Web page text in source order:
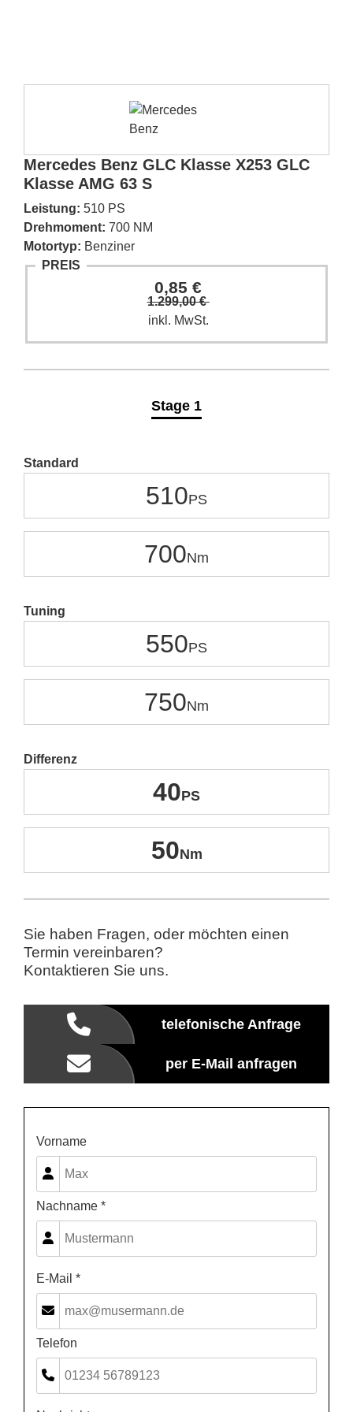
Mercedes Benz GLC Klasse X253 GLC
Klasse AMG 63 S
Leistung: 510 PS
Drehmoment: 700 NM
Motortyp: Benziner
PREIS
0,85 €
1.299,00 €
inkl. MwSt.
Stage 1
Standard
510
700
Tuning
550
750
Differenz
40
50
Sie haben Fragen, oder möchten einen
Termin vereinbaren?
Kontaktieren Sie uns.
telefonische Anfrage
per E-Mail anfragen
Vorname
Nachname *
E-Mail *
Telefon